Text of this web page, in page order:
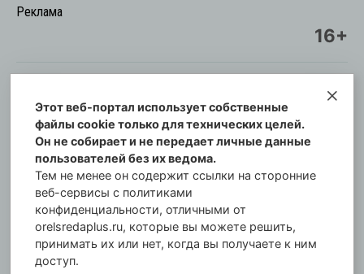
Реклама
16+
© Информационный городской портал
Орловская cреда-плюс, 2021-2026
Свидетельство о регистрации СМИ: ПИ №57-
00254 от 29 октября 2013 г.
Газета зарегистрирована Управлением
Федеральной службы по надзору в сфере связи,
информационных технологий и массовых
коммуникаций по Орловской области.
Главный редактор: Татьяна Филёва
Этот веб-портал использует собственные
файлы cookie только для технических целей.
Он не собирает и не передает личные данные
пользователей без их ведома.
Тем не менее он содержит ссылки на сторонние
веб-сервисы с политиками
конфиденциальности, отличными от
orelsredaplus.ru, которые вы можете решить,
принимать их или нет, когда вы получаете к ним
доступ.